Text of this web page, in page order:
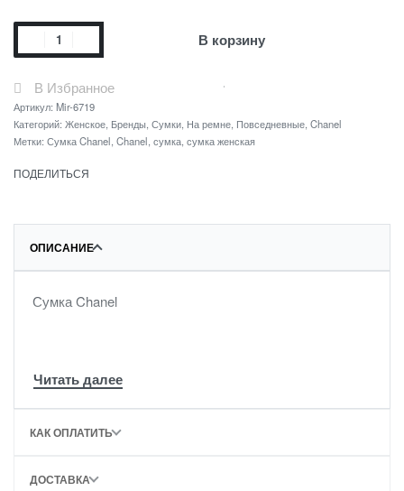
В корзину
В Избранное
Артикул: Mir-6719
Категорий: Женское Бренды Сумки На ремне Повседневные Chanel
Метки: Сумка Chanel Chanel сумка сумка женская
ПОДЕЛИТЬСЯ
ОПИСАНИЕ
Сумка Chanel
КАК ОПЛАТИТЬ
ДОСТАВКА